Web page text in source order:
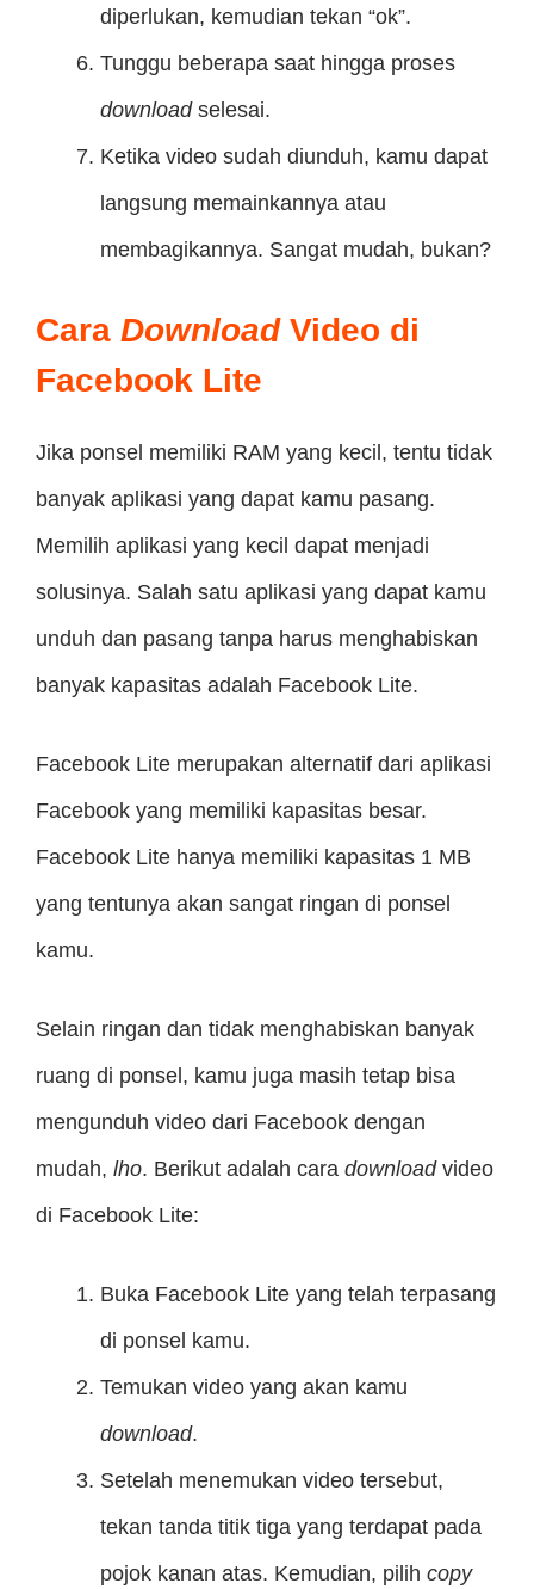
diperlukan, kemudian tekan “ok”.
Tunggu beberapa saat hingga proses
downloadselesai.
Ketika video sudah diunduh, kamu dapat
langsung memainkannya atau
membagikannya. Sangat mudah, bukan?
Cara DownloadVideo di
Facebook Lite
Jika ponsel memiliki RAM yang kecil, tentu tidak
banyak aplikasi yang dapat kamu pasang.
Memilih aplikasi yang kecil dapat menjadi
solusinya. Salah satu aplikasi yang dapat kamu
unduh dan pasang tanpa harus menghabiskan
banyak kapasitas adalah Facebook Lite.
Facebook Lite merupakan alternatif dari aplikasi
Facebook yang memiliki kapasitas besar.
Facebook Lite hanya memiliki kapasitas 1 MB
yang tentunya akan sangat ringan di ponsel
kamu.
Selain ringan dan tidak menghabiskan banyak
ruang di ponsel, kamu juga masih tetap bisa
mengunduh video dari Facebook dengan
mudah, lho. Berikut adalah cara downloadvideo
di Facebook Lite:
Buka Facebook Lite yang telah terpasang
di ponsel kamu.
Temukan video yang akan kamu
download.
Setelah menemukan video tersebut,
tekan tanda titik tiga yang terdapat pada
pojok kanan atas. Kemudian, pilih copy